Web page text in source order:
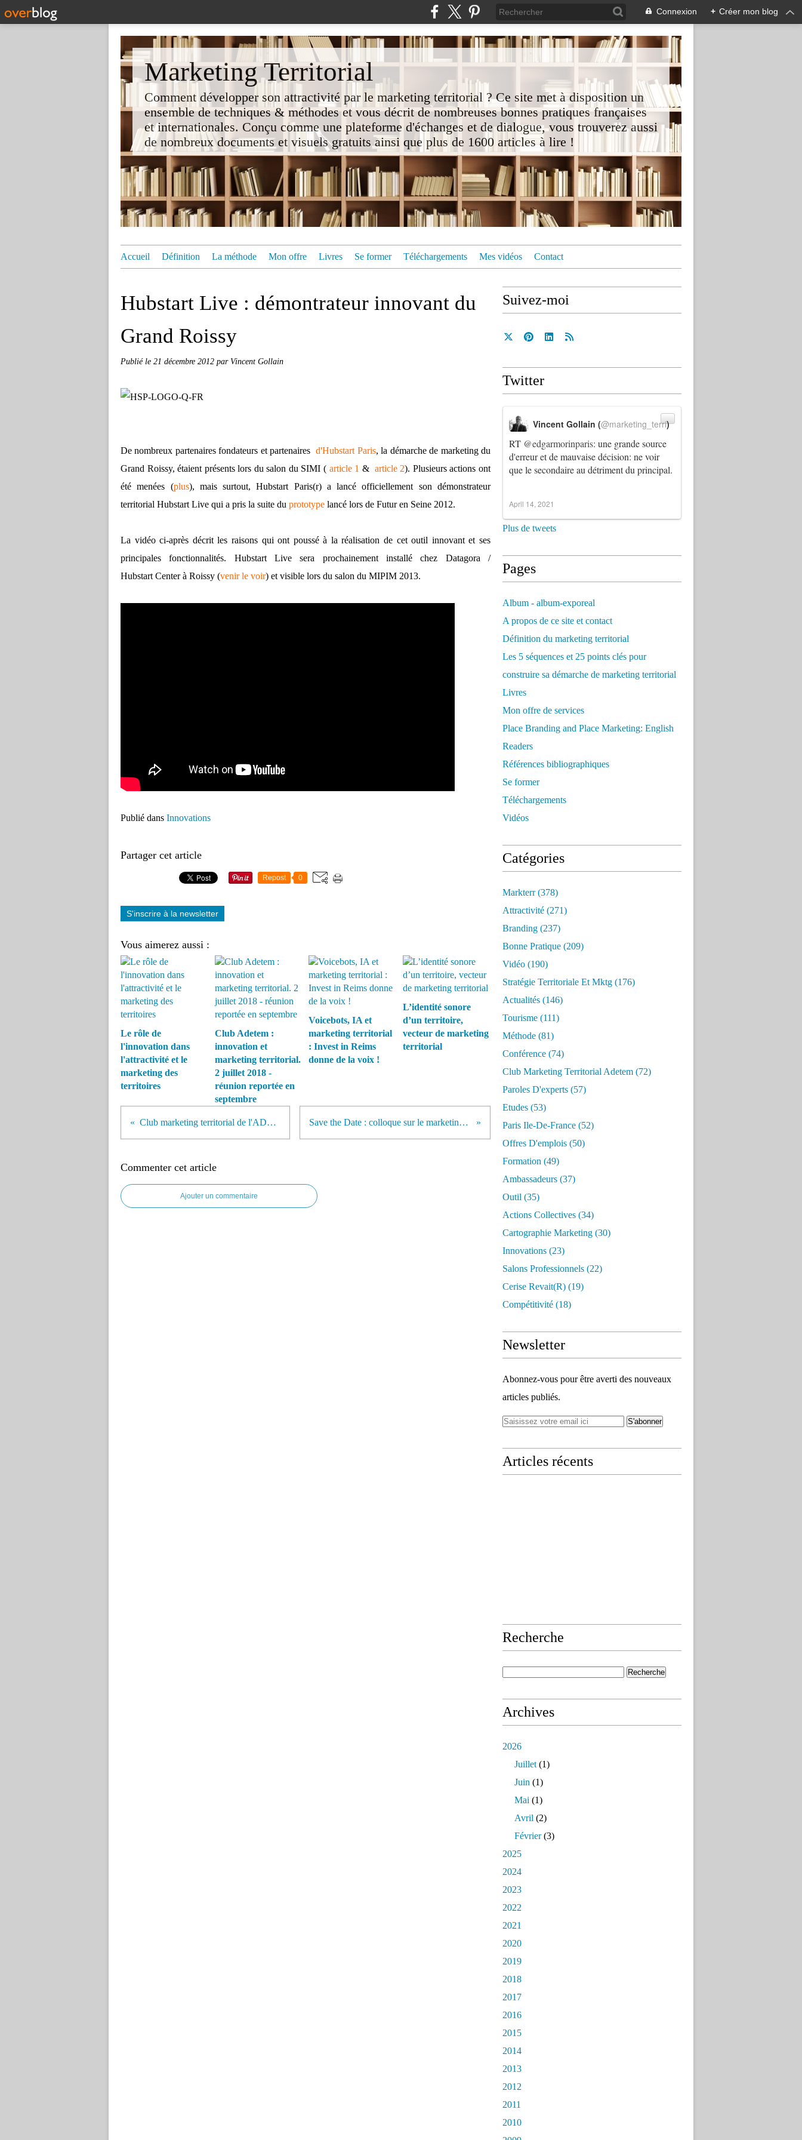
Connexion + Créer mon blog
Marketing Territorial
Comment développer son attractivité par le marketing territorial ? Ce site met à disposition un
ensemble de techniques & méthodes et vous décrit de nombreuses bonnes pratiques françaises
et internationales. Conçu comme une plateforme d'échanges et de dialogue, vous trouverez aussi
de nombreux documents et visuels gratuits ainsi que plus de 1600 articles à lire !
Accueil Définition La méthode Mon offre Livres Se former Téléchargements Mes vidéos Contact
Hubstart Live : démontrateur innovant du
Grand Roissy
Publié le 21 décembre 2012 par Vincent Gollain
De nombreux partenaires fondateurs et partenaires d'Hubstart Paris, la démarche de marketing du
Grand Roissy, étaient présents lors du salon du SIMI ( article 1 & article 2). Plusieurs actions ont
été menées (plus), mais surtout, Hubstart Paris(r) a lancé officiellement son démonstrateur
territorial Hubstart Live qui a pris la suite du prototype lancé lors de Futur en Seine 2012.
La vidéo ci-après décrit les raisons qui ont poussé à la réalisation de cet outil innovant et ses
principales fonctionnalités. Hubstart Live sera prochainement installé chez Datagora /
Hubstart Center à Roissy (venir le voir) et visible lors du salon du MIPIM 2013.
Publié dans Innovations
Partager cet article
Repost 0
S'inscrire à la newsletter
Vous aimerez aussi :
Le rôle de
l'innovation dans
l'attractivité et le
marketing des
territoires
Club Adetem :
innovation et
marketing territorial.
2 juillet 2018 -
réunion reportée en
septembre
Voicebots, IA et
marketing territorial
: Invest in Reims
donne de la voix !
L’identité sonore
d’un territoire,
vecteur de marketing
territorial
Club marketing territorial de l'ADETEM : à vos agendas ! Save the Date : colloque sur le marketing des places aéroportuaires
Commenter cet article
Ajouter un commentaire
Suivez-moi
Twitter
RT @edgarmorinparis: une grande source
d'erreur et de mauvaise décision: ne voir
que le secondaire au détriment du principal.
Vincent Gollain (@marketing_terri)
April 14, 2021
Plus de tweets
Pages
Album - album-exporeal
A propos de ce site et contact
Définition du marketing territorial
Les 5 séquences et 25 points clés pour
construire sa démarche de marketing territorial
Livres
Mon offre de services
Place Branding and Place Marketing: English
Readers
Références bibliographiques
Se former
Téléchargements
Vidéos
Catégories
Markterr(378)
Attractivité (271)
Branding (237)
Bonne Pratique (209)
Vidéo (190)
Stratégie Territoriale Et Mktg (176)
Actualités (146)
Tourisme (111)
Méthode (81)
Conférence (74)
Club Marketing Territorial Adetem (72)
Paroles D'experts (57)
Etudes (53)
Paris Ile-De-France (52)
Offres D'emplois (50)
Formation (49)
Ambassadeurs (37)
Outil (35)
Actions Collectives (34)
Cartographie Marketing (30)
Innovations (23)
Salons Professionnels (22)
Cerise Revait(r) (19)
Compétitivité (18)
Newsletter
Abonnez-vous pour être averti des nouveaux
articles publiés.
Articles récents
Recherche
Archives
2026
Juillet (1)
Juin (1)
Mai (1)
Avril (2)
Février(3)
2025
2024
2023
2022
2021
2020
2019
2018
2017
2016
2015
2014
2013
2012
2011
2010